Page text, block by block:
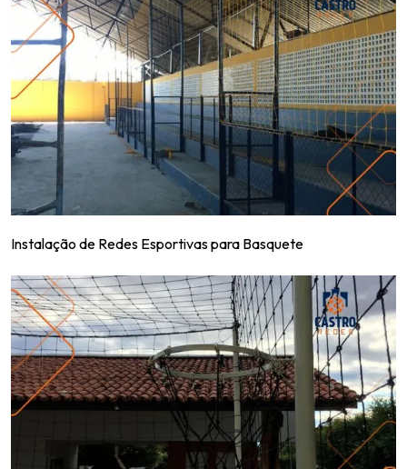
Instalação de Redes Esportivas para Basquete